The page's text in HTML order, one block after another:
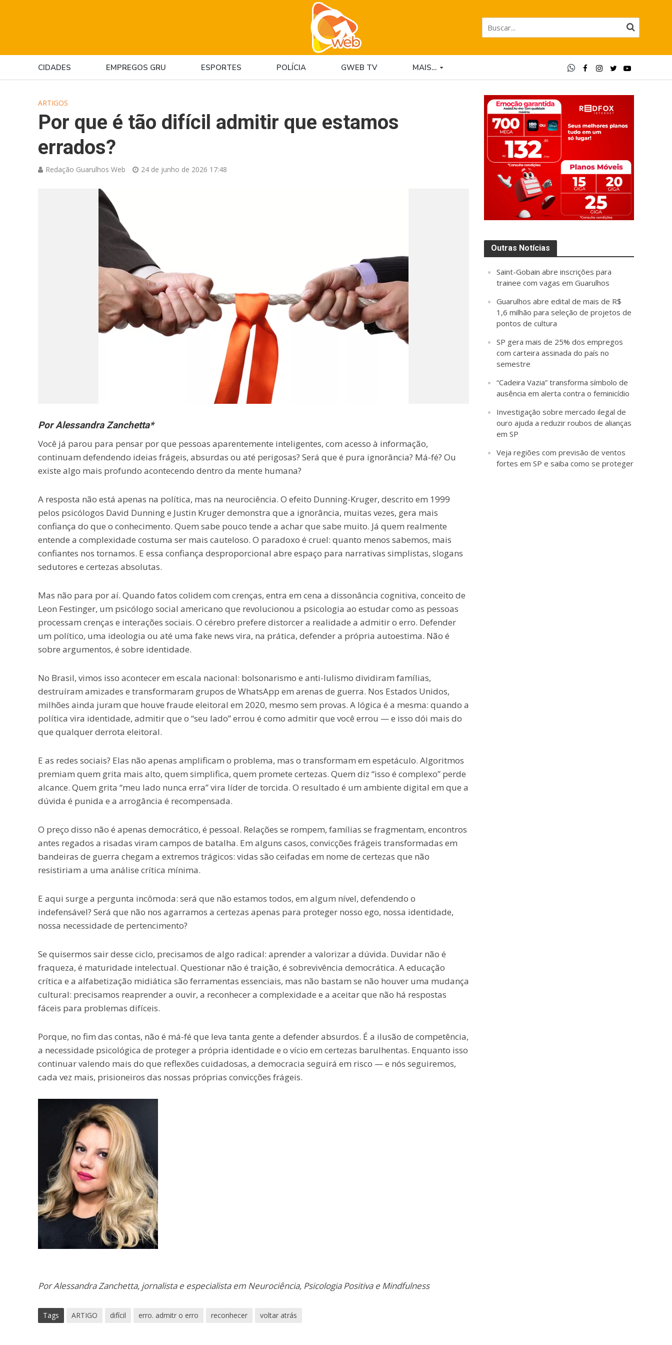
CIDADES EMPREGOS GRU ESPORTES POLÍCIA GWEB TV MAIS…
ARTIGOS
Por que é tão difícil admitir que estamos
errados?
Redação Guarulhos Web 24 de junho de 2026 17:48
Por Alessandra Zanchetta*
Você já parou para pensar por que pessoas aparentemente inteligentes, com acesso à informação,
continuam defendendo ideias frágeis, absurdas ou até perigosas? Será que é pura ignorância? Má-fé? Ou
existe algo mais profundo acontecendo dentro da mente humana?
A resposta não está apenas na política, mas na neurociência. O efeito Dunning-Kruger, descrito em 1999
pelos psicólogos David Dunning e Justin Kruger demonstra que a ignorância, muitas vezes, gera mais
confiança do que o conhecimento. Quem sabe pouco tende a achar que sabe muito. Já quem realmente
entende a complexidade costuma ser mais cauteloso. O paradoxo é cruel: quanto menos sabemos, mais
confiantes nos tornamos. E essa confiança desproporcional abre espaço para narrativas simplistas, slogans
sedutores e certezas absolutas.
Mas não para por aí. Quando fatos colidem com crenças, entra em cena a dissonância cognitiva, conceito de
Leon Festinger, um psicólogo social americano que revolucionou a psicologia ao estudar como as pessoas
processam crenças e interações sociais. O cérebro prefere distorcer a realidade a admitir o erro. Defender
um político, uma ideologia ou até uma fake news vira, na prática, defender a própria autoestima. Não é
sobre argumentos, é sobre identidade.
No Brasil, vimos isso acontecer em escala nacional: bolsonarismo e anti-lulismo dividiram famílias,
destruíram amizades e transformaram grupos de WhatsApp em arenas de guerra. Nos Estados Unidos,
milhões ainda juram que houve fraude eleitoral em 2020, mesmo sem provas. A lógica é a mesma: quando a
política vira identidade, admitir que o “seu lado” errou é como admitir que você errou — e isso dói mais do
que qualquer derrota eleitoral.
E as redes sociais? Elas não apenas amplificam o problema, mas o transformam em espetáculo. Algoritmos
premiam quem grita mais alto, quem simplifica, quem promete certezas. Quem diz “isso é complexo” perde
alcance. Quem grita “meu lado nunca erra” vira líder de torcida. O resultado é um ambiente digital em que a
dúvida é punida e a arrogância é recompensada.
O preço disso não é apenas democrático, é pessoal. Relações se rompem, famílias se fragmentam, encontros
antes regados a risadas viram campos de batalha. Em alguns casos, convicções frágeis transformadas em
bandeiras de guerra chegam a extremos trágicos: vidas são ceifadas em nome de certezas que não
resistiriam a uma análise crítica mínima.
E aqui surge a pergunta incômoda: será que não estamos todos, em algum nível, defendendo o
indefensável? Será que não nos agarramos a certezas apenas para proteger nosso ego, nossa identidade,
nossa necessidade de pertencimento?
Se quisermos sair desse ciclo, precisamos de algo radical: aprender a valorizar a dúvida. Duvidar não é
fraqueza, é maturidade intelectual. Questionar não é traição, é sobrevivência democrática. A educação
crítica e a alfabetização midiática são ferramentas essenciais, mas não bastam se não houver uma mudança
cultural: precisamos reaprender a ouvir, a reconhecer a complexidade e a aceitar que não há respostas
fáceis para problemas difíceis.
Porque, no fim das contas, não é má-fé que leva tanta gente a defender absurdos. É a ilusão de competência,
a necessidade psicológica de proteger a própria identidade e o vício em certezas barulhentas. Enquanto isso
continuar valendo mais do que reflexões cuidadosas, a democracia seguirá em risco — e nós seguiremos,
cada vez mais, prisioneiros das nossas próprias convicções frágeis.
Por Alessandra Zanchetta, jornalista e especialista em Neurociência, Psicologia Positiva e Mindfulness
Tags ARTIGO difícil erro. admitr o erro reconhecer voltar atrás
Outras Notícias
Saint-Gobain abre inscrições para
trainee com vagas em Guarulhos
Guarulhos abre edital de mais de R$
1,6 milhão para seleção de projetos de
pontos de cultura
SP gera mais de 25% dos empregos
com carteira assinada do país no
semestre
“Cadeira Vazia” transforma símbolo de
ausência em alerta contra o feminicídio
Investigação sobre mercado ilegal de
ouro ajuda a reduzir roubos de alianças
em SP
Veja regiões com previsão de ventos
fortes em SP e saiba como se proteger